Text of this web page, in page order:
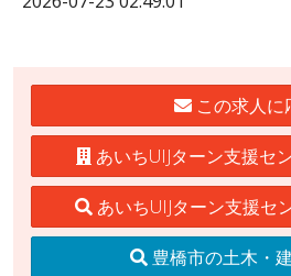
この求人に
あいちUIJターン支援セ
あいちUIJターン支援セ
豊橋市の土木・